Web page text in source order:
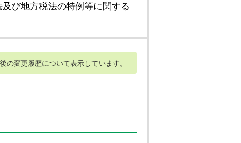
び地方税法の特例等に関する
の変更履歴について表示しています。